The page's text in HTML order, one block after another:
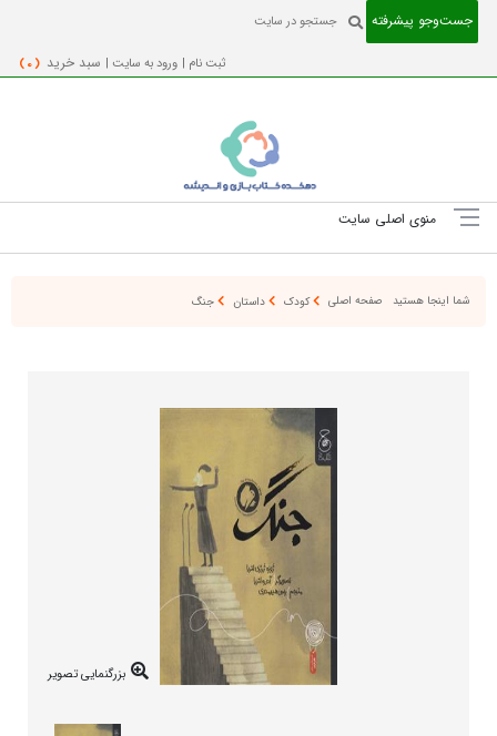
جست‌و‌جو پیشرفته
ثبت نام | ورود به سایت | سبد خرید ( 0 )
منوی اصلی سایت
شما اینجا هستید صفحه اصلی کودک داستان جنگ
بزرگنمایی تصویر